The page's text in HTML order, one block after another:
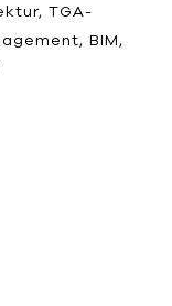
TGA-
BIM,